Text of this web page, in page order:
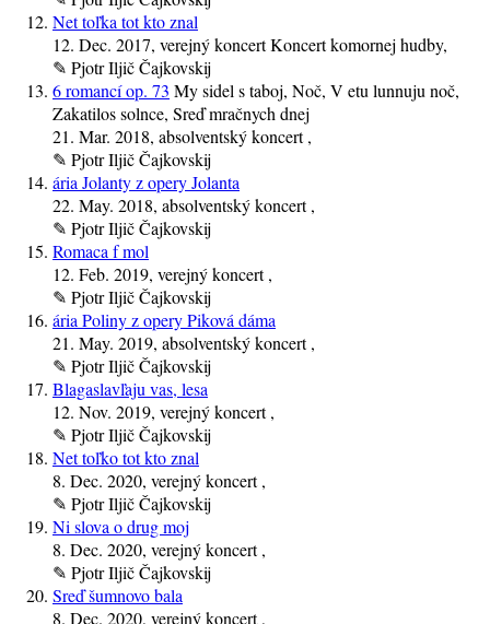
Net toľka tot kto znal
12. Dec. 2017, verejný koncert Koncert komornej hudby,
✎ Pjotr Iljič Čajkovskij
6 romancí op. 73 My sidel s taboj, Noč, V etu lunnuju noč,
Zakatilos solnce, Sreď mračnych dnej
21. Mar. 2018, absolventský koncert ,
✎ Pjotr Iljič Čajkovskij
ária Jolanty z opery Jolanta
22. May. 2018, absolventský koncert ,
✎ Pjotr Iljič Čajkovskij
Romaca f mol
12. Feb. 2019, verejný koncert ,
✎ Pjotr Iljič Čajkovskij
ária Poliny z opery Piková dáma
21. May. 2019, absolventský koncert ,
✎ Pjotr Iljič Čajkovskij
Blagaslavľaju vas, lesa
12. Nov. 2019, verejný koncert ,
✎ Pjotr Iljič Čajkovskij
Net toľko tot kto znal
8. Dec. 2020, verejný koncert ,
✎ Pjotr Iljič Čajkovskij
Ni slova o drug moj
8. Dec. 2020, verejný koncert ,
✎ Pjotr Iljič Čajkovskij
Sreď šumnovo bala
8. Dec. 2020, verejný koncert ,